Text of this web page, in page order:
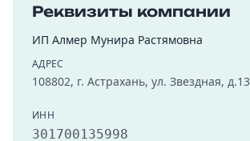
Реквизиты компании
ИП Алмер Мунира Растямовна
АДРЕС
108802, г. Астрахань, ул. Звездная, д.13
ИНН
301700135998